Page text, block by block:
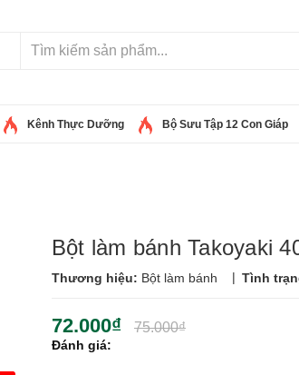
Kênh Thực Dưỡng Bộ Sưu Tập 12 Con Giáp
Bột làm bánh Takoyaki
Thương hiệu: Bột làm bánh | Tình
72.000₫ 75.000₫
Đánh giá: